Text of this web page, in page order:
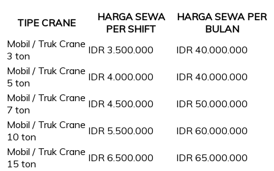
TIPE CRANE
HARGA SEWA
PER SHIFT
HARGA SEWA PER
BULAN
Mobil / Truk Crane
3 ton
IDR 3.500.000
IDR 40.000.000
Mobil / Truk Crane
5 ton
IDR 4.000.000
IDR 40.000.000
Mobil / Truk Crane
7 ton
IDR 4.500.000
IDR 50.000.000
Mobil / Truk Crane
10 ton
IDR 5.500.000
IDR 60.000.000
Mobil / Truk Crane
15 ton
IDR 6.500.000
IDR 65.000.000